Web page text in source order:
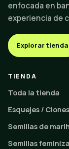
enfocada en
experiencia de
Explorar tienda
TIENDA
Toda la tienda
Esquejes / Clones
Semillas de
Semillas